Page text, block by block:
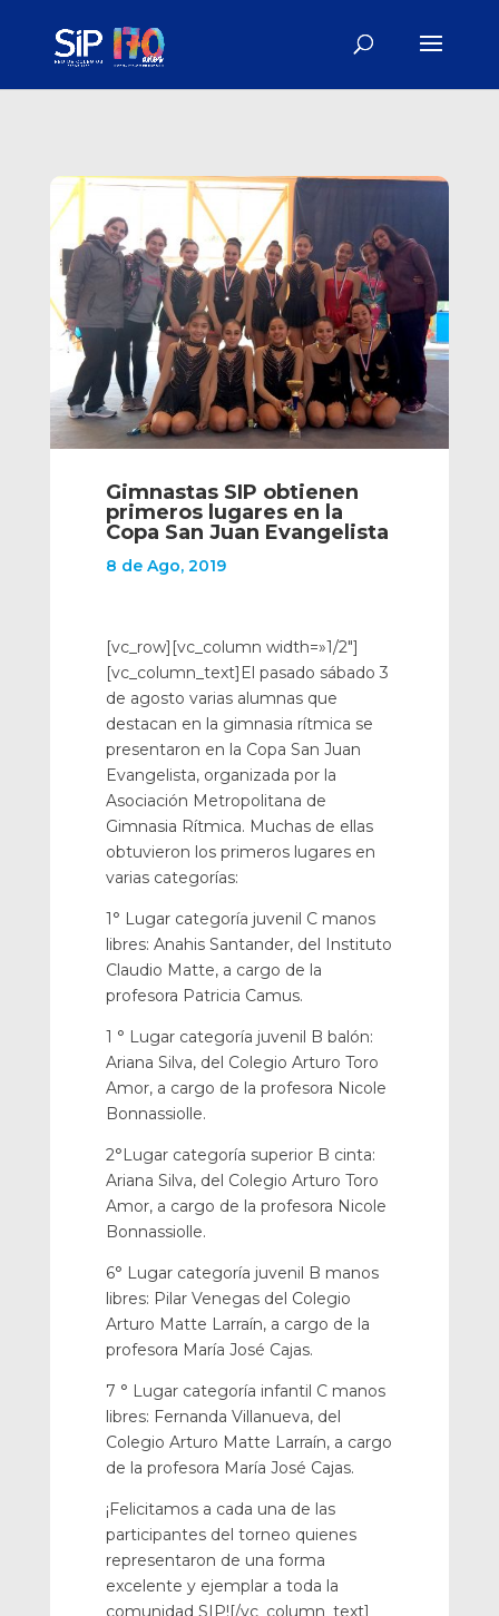
Gimnastas SIP obtienen
primeros lugares en la
Copa San Juan Evangelista
8 de Ago, 2019
[vc_row][vc_column width=»1/2″]
[vc_column_text]El pasado sábado 3
de agosto varias alumnas que
destacan en la gimnasia rítmica se
presentaron en la Copa San Juan
Evangelista, organizada por la
Asociación Metropolitana de
Gimnasia Rítmica. Muchas de ellas
obtuvieron los primeros lugares en
varias categorías:
1° Lugar categoría juvenil C manos
libres: Anahis Santander, del Instituto
Claudio Matte, a cargo de la
profesora Patricia Camus.
1 ° Lugar categoría juvenil B balón:
Ariana Silva, del Colegio Arturo Toro
Amor, a cargo de la profesora Nicole
Bonnassiolle.
2°Lugar categoría superior B cinta:
Ariana Silva, del Colegio Arturo Toro
Amor, a cargo de la profesora Nicole
Bonnassiolle.
6° Lugar categoría juvenil B manos
libres: Pilar Venegas del Colegio
Arturo Matte Larraín, a cargo de la
profesora María José Cajas.
7 ° Lugar categoría infantil C manos
libres: Fernanda Villanueva, del
Colegio Arturo Matte Larraín, a cargo
de la profesora María José Cajas.
¡Felicitamos a cada una de las
participantes del torneo quienes
representaron de una forma
excelente y ejemplar a toda la
comunidad SIP![/vc_column_text]